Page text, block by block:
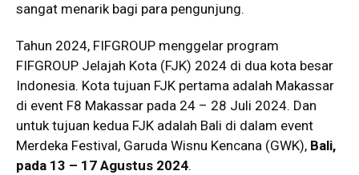
sangat menarik bagi para pengunjung.
Tahun 2024, FIFGROUP menggelar program
FIFGROUP Jelajah Kota (FJK) 2024 di dua kota besar
Indonesia. Kota tujuan FJK pertama adalah Makassar
di event F8 Makassar pada 24 – 28 Juli 2024. Dan
untuk tujuan kedua FJK adalah Bali di dalam event
Merdeka Festival, Garuda Wisnu Kencana (GWK), Bali,
pada 13 – 17 Agustus 2024.